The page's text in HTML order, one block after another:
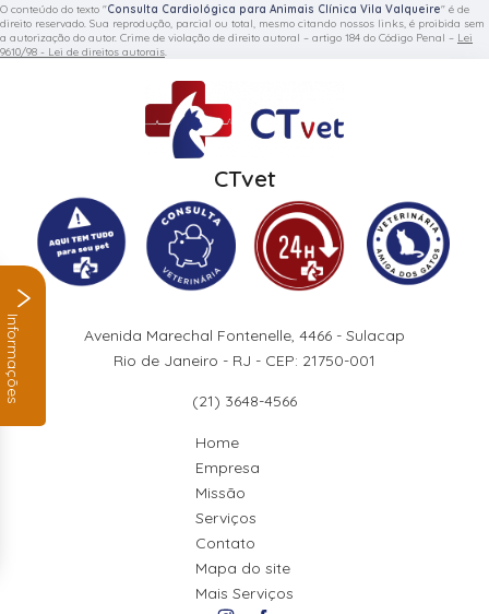
O conteúdo do texto "Consulta Cardiológica para Animais Clínica Vila Valqueire" é de
direito reservado. Sua reprodução, parcial ou total, mesmo citando nossos links, é proibida sem
a autorização do autor. Crime de violação de direito autoral – artigo 184 do Código Penal – Lei
9610/98 - Lei de direitos autorais.
CTvet
Avenida Marechal Fontenelle, 4466 - Sulacap
Rio de Janeiro - RJ - CEP: 21750-001
(21) 3648-4566
Home
Empresa
Missão
Serviços
Contato
Mapa do site
Mais Serviços
Informações